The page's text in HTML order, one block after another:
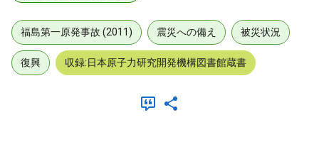
福島第一原発事故 (2011) 震災への備え 被災状況
復興 収録:日本原子力研究開発機構図書館蔵書